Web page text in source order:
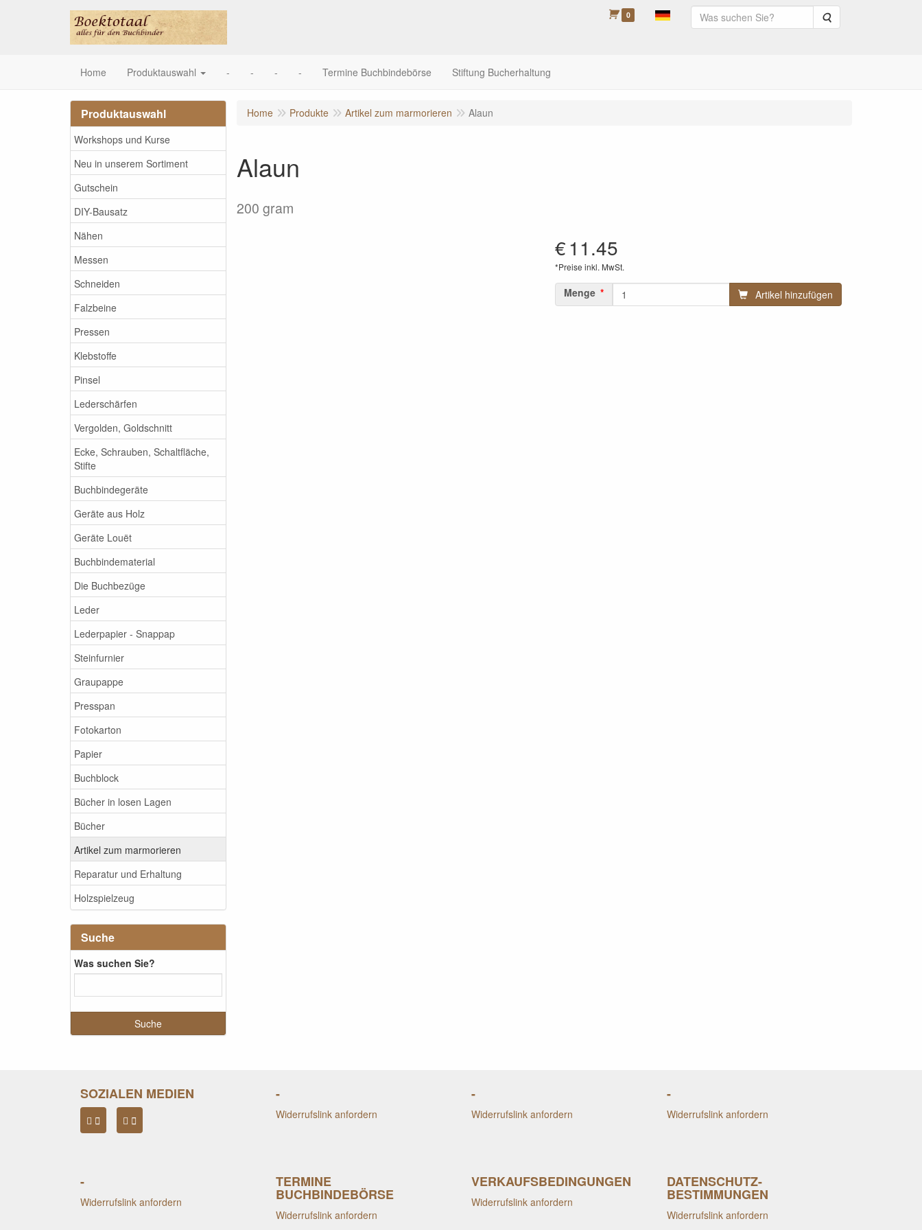
0 Suche
Home Produktauswahl - - - - Termine Buchbindebörse Stiftung Bucherhaltung
Produktauswahl
Workshops und Kurse
Neu in unserem Sortiment
Gutschein
DIY-Bausatz
Nähen
Messen
Schneiden
Falzbeine
Pressen
Klebstoffe
Pinsel
Lederschärfen
Vergolden, Goldschnitt
Ecke, Schrauben, Schaltfläche,
Stifte
Buchbindegeräte
Geräte aus Holz
Geräte Louët
Buchbindematerial
Die Buchbezüge
Leder
Lederpapier - Snappap
Steinfurnier
Graupappe
Presspan
Fotokarton
Papier
Buchblock
Bücher in losen Lagen
Bücher
Artikel zum marmorieren
Reparatur und Erhaltung
Holzspielzeug
Suche
Was suchen Sie?
Home Produkte Artikel zum marmorieren Alaun
Alaun
200 gram
€11.45
*Preise inkl. MwSt.
Menge Artikel hinzufügen
SOZIALEN MEDIEN -
Widerrufslink anfordern
-
Widerrufslink anfordern
-
Widerrufslink anfordern
-
Widerrufslink anfordern
TERMINE
BUCHBINDEBÖRSE
Widerrufslink anfordern
VERKAUFSBEDINGUNGEN
Widerrufslink anfordern
DATENSCHUTZ-
BESTIMMUNGEN
Widerrufslink anfordern